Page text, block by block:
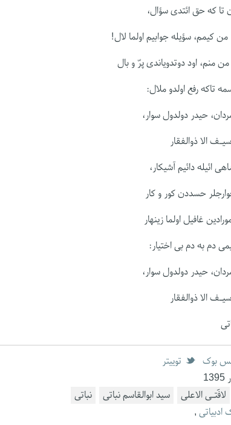
تا که حق ائتدی سؤال،
کیمم، سؤیله جوابیم اولما لال!
اود دوتدویاندی پرّ و بال
تاکه رفع اولدو ملال:
حیدر دولدول سوار،
الا ذوالفقار
ائیله دائیم آشیکار،
حسددن کور و کار
غافیل اولما زینهار
دم به دم بی اختیار:
حیدر دولدول سوار،
الا ذوالفقار
بوک
توییتر
لافَتـی الاعلی سید ابوالقاسم نباتی
نباتی
ادبیاتی ,